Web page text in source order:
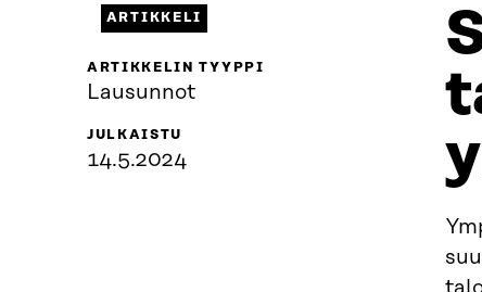
ARTIKKELI
ARTIKKELIN TYYPPI
Lausunnot
JULKAISTU
14.5.2024